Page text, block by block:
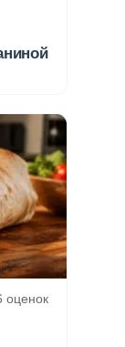
оценок